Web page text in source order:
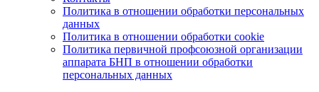
Политика в отношении обработки персональных
данных
Политика в отношении обработки cookie
Политика первичной профсоюзной организации
аппарата БНП в отношении обработки
персональных данных